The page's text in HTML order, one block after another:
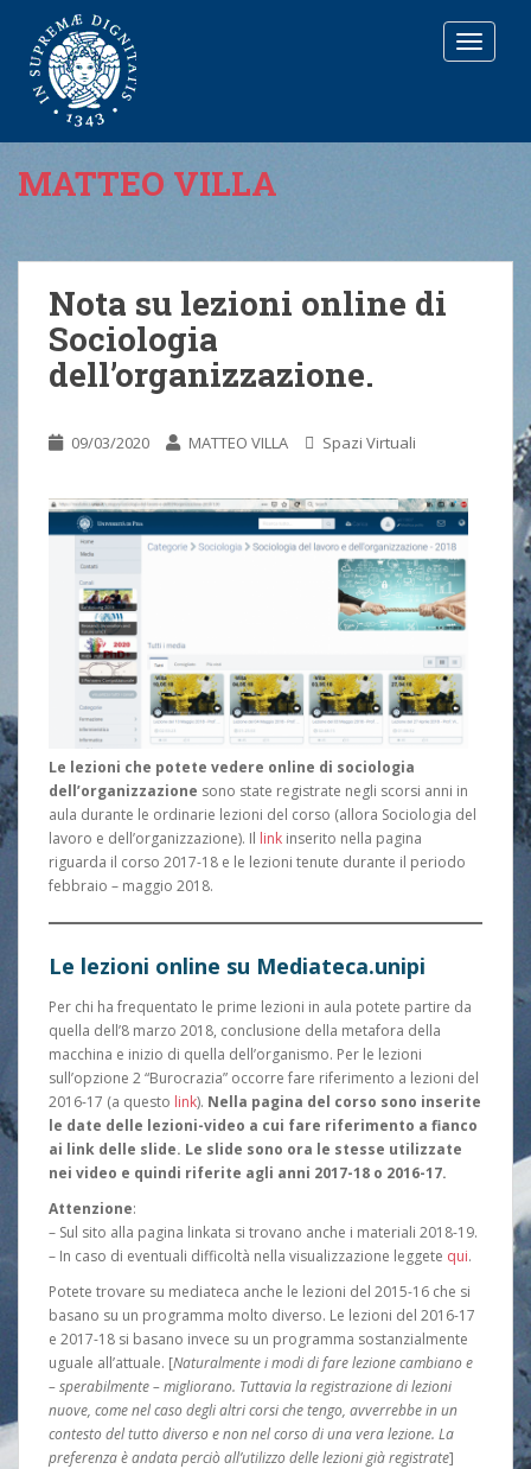
T
O
L
I
MATTEO VILLA
Nota su lezioni online di
Sociologia
dell’organizzazione.
09/03/2020 MATTEO VILLA Spazi Virtuali
Le lezioni che potete vedere online di sociologia
dell’organizzazione sono state registrate negli scorsi anni in
aula durante le ordinarie lezioni del corso (allora Sociologia del
lavoro e dell’organizzazione). Il link inserito nella pagina
riguarda il corso 2017-18 e le lezioni tenute durante il periodo
febbraio – maggio 2018.
Le lezioni online su Mediateca.unipi
Per chi ha frequentato le prime lezioni in aula potete partire da
quella dell’8 marzo 2018, conclusione della metafora della
macchina e inizio di quella dell’organismo. Per le lezioni
sull’opzione 2 “Burocrazia” occorre fare riferimento a lezioni del
2016-17 (a questo link). Nella pagina del corso sono inserite
le date delle lezioni-video a cui fare riferimento a fianco
ai link delle slide. Le slide sono ora le stesse utilizzate
nei video e quindi riferite agli anni 2017-18 o 2016-17.
Attenzione:
– Sul sito alla pagina linkata si trovano anche i materiali 2018-19.
– In caso di eventuali difficoltà nella visualizzazione leggete qui.
Potete trovare su mediateca anche le lezioni del 2015-16 che si
basano su un programma molto diverso. Le lezioni del 2016-17
e 2017-18 si basano invece su un programma sostanzialmente
uguale all’attuale. [Naturalmente i modi di fare lezione cambiano e
– sperabilmente – migliorano. Tuttavia la registrazione di lezioni
nuove, come nel caso degli altri corsi che tengo, avverrebbe in un
contesto del tutto diverso e non nel corso di una vera lezione. La
preferenza è andata perciò all’utilizzo delle lezioni già registrate]